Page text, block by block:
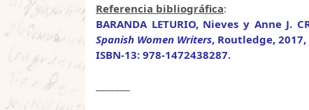
Referencia bibliográfica:
BARANDA LETURIO, Nieves y Anne J.
Spanish Women Writers, Routledge,
ISBN-13: 978-1472438287.